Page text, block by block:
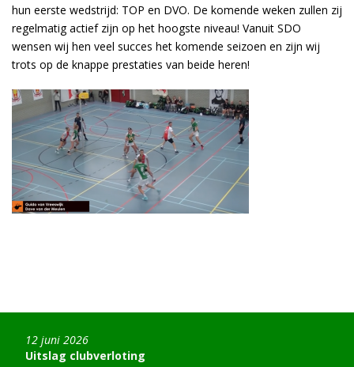
hun eerste wedstrijd: TOP en DVO. De komende weken zullen zij
regelmatig actief zijn op het hoogste niveau! Vanuit SDO
wensen wij hen veel succes het komende seizoen en zijn wij
trots op de knappe prestaties van beide heren!
Uitslag clubverloting
12 juni 2026